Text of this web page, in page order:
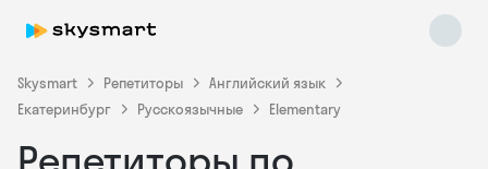
Skysmart Репетиторы
Английский язык
Екатеринбург
Русскоязычные Elementary